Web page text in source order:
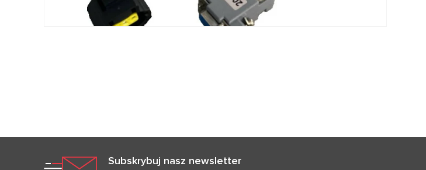
Subskrybuj nasz newsletter